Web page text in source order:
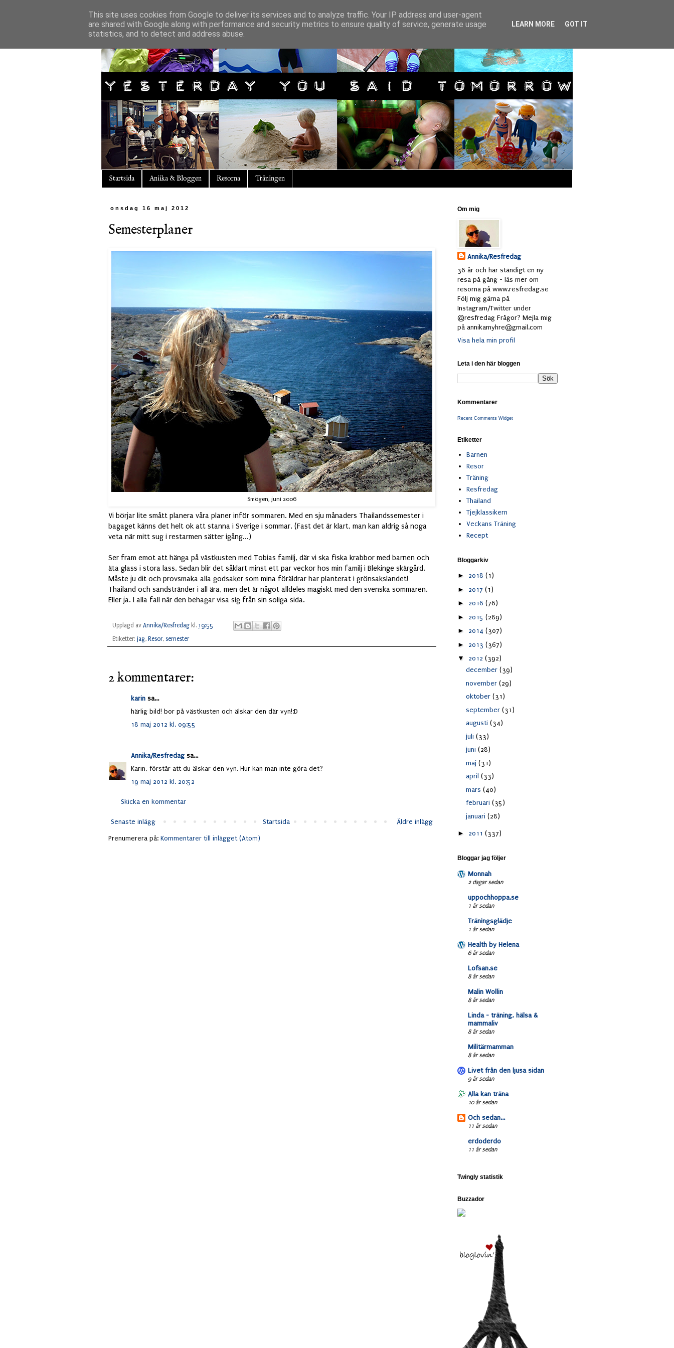
Startsida Aniika & Bloggen Resorna Träningen
onsdag 16 maj 2012
Semesterplaner
Smögen, juni 2006
Vi börjar lite smått planera våra planer inför sommaren. Med en sju månaders Thailandssemester i
bagaget känns det helt ok att stanna i Sverige i sommar. (Fast det är klart, man kan aldrig så noga
veta när mitt sug i restarmen sätter igång...)
Ser fram emot att hänga på västkusten med Tobias familj, där vi ska fiska krabbor med barnen och
äta glass i stora lass. Sedan blir det såklart minst ett par veckor hos min familj i Blekinge skärgård.
Måste ju dit och provsmaka alla godsaker som mina föräldrar har planterat i grönsakslandet!
Thailand och sandstränder i all ära, men det är något alldeles magiskt med den svenska sommaren.
Eller ja. I alla fall när den behagar visa sig från sin soliga sida.
Upplagd av Annika/Resfredag kl. 19:55
Etiketter: jag, Resor, semester
2 kommentarer:
karin sa...
härlig bild! bor på västkusten och älskar den där vyn!:D
18 maj 2012 kl. 09:55
Annika/Resfredagsa...
Karin, förstår att du älskar den vyn. Hur kan man inte göra det?
19 maj 2012 kl. 20:52
Skicka en kommentar
Senaste inlägg Äldre inlägg
Startsida
Prenumerera på: Kommentarer till inlägget (Atom)
Om mig
Annika/Resfredag
36 år och har ständigt en ny
resa på gång - läs mer om
resorna på www.resfredag.se
Följ mig gärna på
Instagram/Twitter under
@resfredag Frågor? Mejla mig
på annikamyhre@gmail.com
Visa hela min profil
Leta i den här bloggen
Kommentarer
Recent Comments Widget
Etiketter
Barnen
Resor
Träning
Resfredag
Thailand
Tjejklassikern
Veckans Träning
Recept
Bloggarkiv
► 2018 (1)
► 2017 (1)
► 2016 (76)
► 2015 (289)
► 2014 (307)
► 2013 (367)
▼ 2012 (392)
december (39)
november (29)
oktober (31)
september (31)
augusti (34)
juli (33)
juni (28)
maj (31)
april (33)
mars (40)
februari (35)
januari (28)
► 2011 (337)
Bloggar jag följer
Monnah
2 dagar sedan
uppochhoppa.se
1 år sedan
Träningsglädje
1 år sedan
Health by Helena
6 år sedan
Lofsan.se
8 år sedan
Malin Wollin
8 år sedan
Linda - träning, hälsa &
mammaliv
8 år sedan
Militärmamman
8 år sedan
Livet från den ljusa sidan
9 år sedan
Alla kan träna
10 år sedan
Och sedan...
11 år sedan
erdoderdo
11 år sedan
Twingly statistik
Buzzador
This site uses cookies from Google to deliver its services and to analyze traffic. Your IP address and user-agent
are shared with Google along with performance and security metrics to ensure quality of service, generate usage
statistics, and to detect and address abuse.
LEARN MORE GOT IT